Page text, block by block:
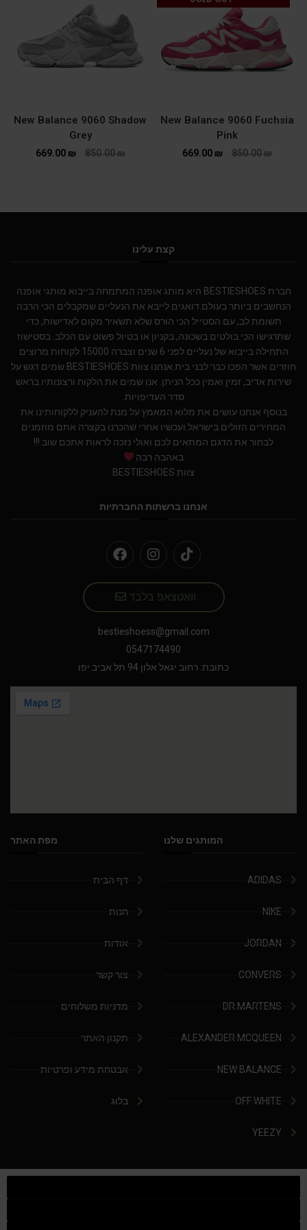
New Balance 9060 Fuchsia
Pink
850.00₪
669.00 ₪
New Balance 9060 Shadow
Grey
850.00₪
669.00 ₪
קצת עלינו
חברת BESTIESHOES היא מותג אופנה המתמחה בייבוא מותגי אופנה
הנחשבים ביותר בעולם.דואגים לייבא את הנעליים שמקבלים הכי הרבה
תשומת לב, עם הסטייל הכי הורס שלא תשאיר מקום לאדישות, כדי
שתרגישו הכי בולטים בשכונה, בקניון או בטיול פשוט עם הכלב. בסטישוז
התחילה בייבוא של נעליים לפני 6 שנים וצברה 15000 לקוחות מרוצים
חוזרים אשר הפכו כבר לבני בית.אנחנו צוות BESTIESHOES שמים דגש על
שירות אדיב, זמין ואמין ככל הניתן. אנו שמים את הלקוח ורצונותיו בראש
סדר העדיפויות.
בנוסף אנחנו עושים את מלוא המאמץ על מנת להעניק ללקוחותינו את
המחירים הזולים בישראל.ועכשיו אחרי שהכרנו בקצרה אתם מוזמנים
לבחור את הדגם המתאים לכם ואולי נזכה לראות אתכם שוב !!!
באהבה רבה
צוות BESTIESHOES
אנחנו ברשתות החברתיות
וואטצאפ בלבד
bestieshoess@gmail.com
0547174490
כתובת: רחוב יגאל אלון 94 תל אביב יפו
המותגים שלנו
ADIDAS
NIKE
JORDAN
CONVERS
DR.MARTENS
ALEXANDER MCQUEEN
NEW BALANCE
OFF WHITE
YEEZY
מפת האתר
דף הבית
חנות
אודות
צור קשר
מדניות משלוחים
תקנון האתר
אבטחת מידע ופרטיות
בלוג